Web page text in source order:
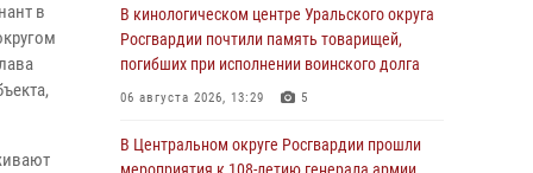
в
В кинологическом центре Уральского округа
Росгвардии почтили память товарищей,
погибших при исполнении воинского долга
06 августа 2026, 13:29 5
В Центральном округе Росгвардии прошли